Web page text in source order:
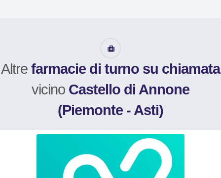
Altre farmacie di turno su chiamata
vicino Castello di Annone
(Piemonte - Asti)